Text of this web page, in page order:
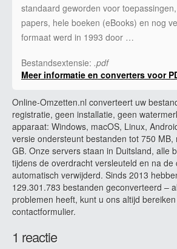
standaard geworden voor
papers, hele boeken (eBooks) en nog
formaat werd in 1993 door …
Bestandsextensie: .pdf
Meer informatie en converters voor
Online-Omzetten.nl converteert uw
registratie, geen installatie, geen
apparaat: Windows, macOS, Linux,
versie ondersteunt bestanden tot 750 MB,
GB. Onze servers staan in Duitsland, alle
tijdens de overdracht versleuteld en na de
automatisch verwijderd. Sinds 2013
129.301.783 bestanden geconverteerd –
problemen heeft, kunt u ons altijd
contactformulier.
1 reactie